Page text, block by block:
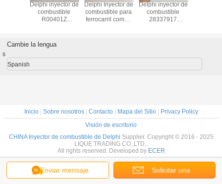
Delphi inyector de
combustible
R00401Z
EJDR01001D
Delphi Inyector de
combustible para
ferrocarril común
Delphi inyector de
combustible
28337917
para DOOSAN
D22
Enviar mensaje Solicitar una
Cambie la lengua
s
Spanish
Inicio| Sobre nosotros| Contacto| Mapa del Sitio|
Privacy Policy
Visión de escritorio
CHINA Inyector de combustible de Delphi Supplier. Copyright © 2016 - 2025
LIQUE TRADING CO.,LTD..
All rights reserved. Developed by ECER